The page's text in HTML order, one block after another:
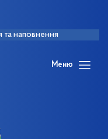
та наповнення
Меню